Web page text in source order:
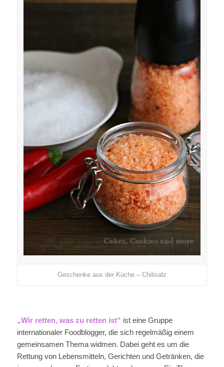
Geschenke aus der Küche – Chilisalz
„Wir retten, was zu retten ist“ ist eine Gruppe
internationaler Foodblogger, die sich regelmäßig einem
gemeinsamen Thema widmen. Dabei geht es um die
Rettung von Lebensmitteln, Gerichten und Getränken, die